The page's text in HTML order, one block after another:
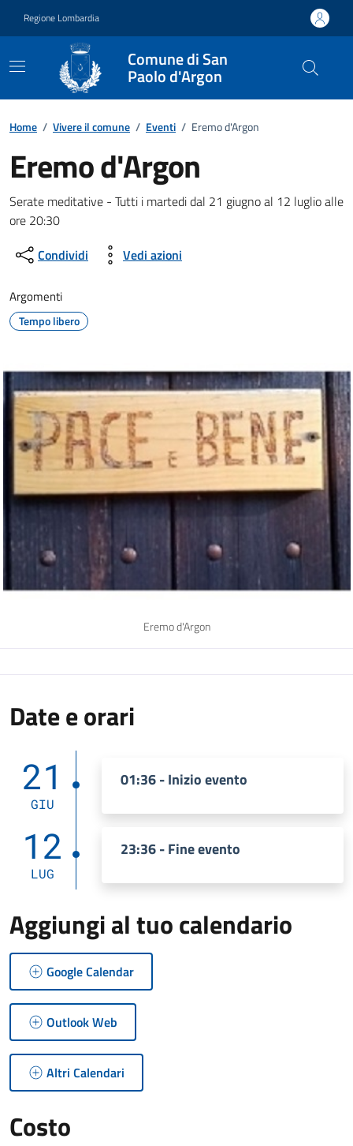
Regione Lombardia
Comune di San
Paolo d'Argon
Home / Vivere il comune / Eventi / Eremo d'Argon
Eremo d'Argon
Dettagli della notizia
Serate meditative - Tutti i martedi dal 21 giugno al 12 luglio alle
ore 20:30
Condividi
Vedi azioni
Argomenti
Tempo libero
Eremo d'Argon
Date e orari
21
GIU
01:36 - Inizio evento
12
LUG
23:36 - Fine evento
Aggiungi al tuo calendario
Google Calendar
Outlook Web
Altri Calendari
Costo